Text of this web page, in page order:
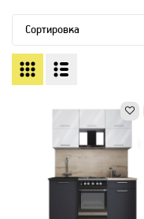
Сортировка